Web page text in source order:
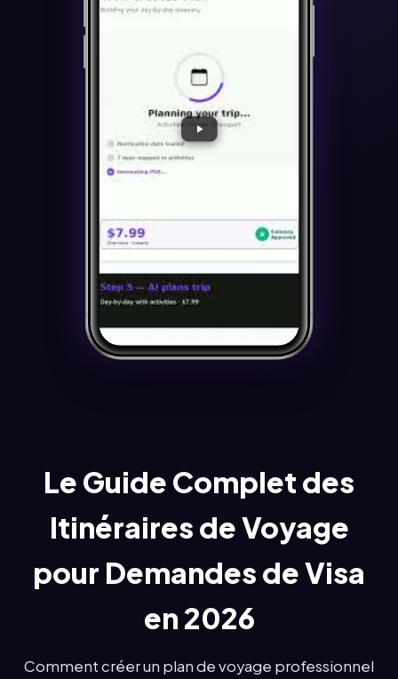
Le Guide Complet des
Itinéraires de Voyage
pour Demandes de Visa
en 2026
Comment créer un plan de voyage professionnel